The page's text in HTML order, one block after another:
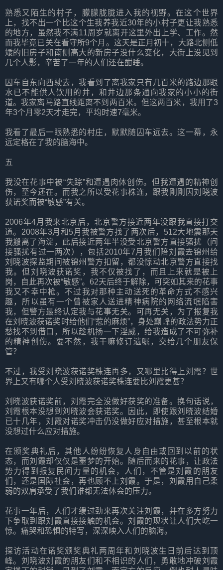
熟悉又陌生的村子，朦朦胧胧进入我的视野。在这个世界
上，找不出一个比这个生我养我近30年的小村子更让我熟悉
的地方，虽然我不满11周岁就离开这里外出上学、工作。然
而我毕竟已关在看守所9个月。这天是正月初十，大路北侧低
矮的旧房子和南侧高大的新房子没什么变化，大街上没见到
几个人影，辛苦了一年的人们还在酣睡。
囚车自东向西驶去，我看到了离我家只有几百米的路边那眼
水已不能供人饮用的井，和井边那条通向我家的小小的街
道。我家离马路直线距离不到两百米。但这两百米，我用了3
年3个月零2天才走完，平均时速7毫米。
我看了最后一眼熟悉的村庄，默默随囚车远去。这一幕，永
远定格在了我的脑海中。
五
我没在花事中被“失踪”和遭遇肉体创伤。但我遭遇的精神创
伤，至今还在。而我之所以受花事株连，跟我刚刚因刘晓波
获诺奖而被“敏感”有关。
2006年4月我来北京后，北京警方接近两年没跟我直接打交
道。2008年3月和5月我被警方找了两次后，512大地震那天
我搬离了海淀，此后接近两年半没受北京警方直接骚扰（间
接骚扰有过一两次），包括2010年7月我们陪刘霞去锦州给
刘晓波探监期间被锦州警方扣留，都没惊动北京警方直接找
我。但刘晓波获诺奖，我不仅被找了，而且上来就是被上
岗，自此再次被“敏感”。62天后终于解除，可突如其来的花事
我又不幸中枪。不过我对那种主动送死的革命方式不感兴
趣，所以虽有一个曾被家人送进精神病院的网络流氓陷害
我，但警方最终认定我与花事无关。可再无关，为了报复我
在刘晓波获诺奖时给他们“惹的麻烦”，身处巅峰的政法势力正
愁找不到借口，所以趁机扬一下淫威，给我造成了不可弥补
的精神创伤。要不然，我干嘛修订遗嘱，交给几个朋友保
管？
不过，我受刘晓波获诺奖株连再多，又哪里比得上刘霞？世
界上又有哪个人受刘晓波获诺奖株连要比刘霞更甚？
刘晓波获诺奖前，刘霞完全没做好获奖的准备。换句话说，
刘霞根本没想到刘晓波会获诺奖。因此，即使跟刘晓波结婚
已十几年，刘霞对诺奖冲击仍没做好应对措施，甚至根本就
没想过什么应对措施。
在颁奖典礼后，其他人纷纷恢复人身自由或回到以前的状
态，而刘霞却仅仅是噩梦的开始。随后而来的花事，让政法
势力得到报复民间力量的机会，人们，不管是刘霞的朋友
们，还是国际社会，再也顾不上刘霞。于是，刘霞用自己柔
弱的双肩承受了我们谁都无法体会的压力。
花事一年后，人们才缓过劲来再次关注刘霞，并在多方努力
下争取到跟刘霞直接接触的机会。刘霞的现状让人们大吃一
惊。痛哭和恐惧的特写，深深映入人们的脑海。
探访活动在诺奖颁奖典礼两周年和刘晓波生日前后达到顶
峰。刘晓波刘霞的朋友们和不相识的人们，勇敢地冲破刘霞